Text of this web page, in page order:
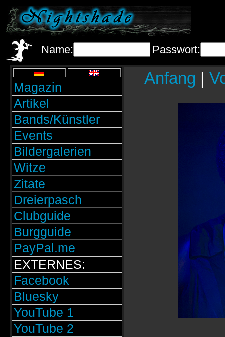
Name: Passwort:
Magazin
Artikel
Bands/Künstler
Events
Bildergalerien
Witze
Zitate
Dreierpasch
Clubguide
Burgguide
PayPal.me
EXTERNES:
Facebook
Bluesky
YouTube 1
YouTube 2
Anfang |